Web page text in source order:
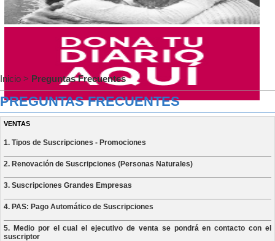
Inicio > Preguntas Frecuentes
PREGUNTAS FRECUENTES
VENTAS
1. Tipos de Suscripciones - Promociones
2. Renovación de Suscripciones (Personas Naturales)
3. Suscripciones Grandes Empresas
4. PAS: Pago Automático de Suscripciones
5. Medio por el cual el ejecutivo de venta se pondrá en contacto con el
suscriptor